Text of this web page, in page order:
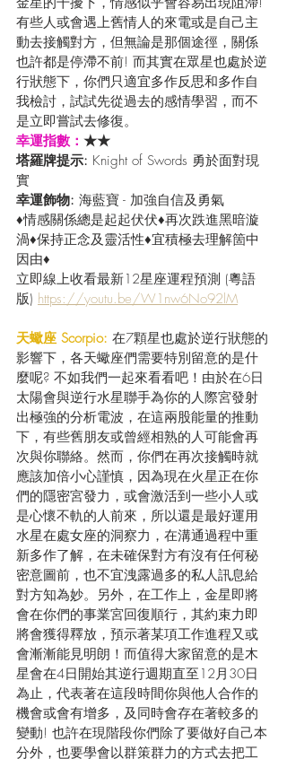
有些人或會遇上舊情人的來電或是自己主
動去接觸對方，但無論是那個途徑，關係
也許都是停滯不前! 而其實在眾星也處於逆
行狀態下，你們只適宜多作反思和多作自
我檢討，試試先從過去的感情學習，而不
是立即嘗試去修復。
幸運指數： ★★
塔羅牌提示: Knight of Swords 勇於面對現
實
幸運飾物: 海藍寶 - 加強自信及勇氣
♦情感關係總是起起伏伏♦再次跌進黑暗漩
渦♦保持正念及靈活性♦宜積極去理解箇中
因由♦
立即線上收看最新12星座運程預測 (粵語
版) https://youtu.be/W1nw6No92lM
天蠍座 Scorpio: 在7顆星也處於逆行狀態的
影響下，各天蠍座們需要特別留意的是什
麼呢? 不如我們一起來看看吧！由於在6日
太陽會與逆行水星聯手為你的人際宮發射
出極強的分析電波，在這兩股能量的推動
下，有些舊朋友或曾經相熟的人可能會再
次與你聯絡。然而，你們在再次接觸時就
應該加倍小心謹慎，因為現在火星正在你
們的隱密宮發力，或會激活到一些小人或
是心懷不軌的人前來，所以還是最好運用
水星在處女座的洞察力，在溝通過程中重
新多作了解，在未確保對方有沒有任何秘
密意圖前，也不宜洩露過多的私人訊息給
對方知為妙。另外，在工作上，金星即將
會在你們的事業宮回復順行，其約束力即
將會獲得釋放，預示著某項工作進程又或
會漸漸能見明朗！而值得大家留意的是木
星會在4日開始其逆行週期直至12月30日
為止，代表著在這段時間你與他人合作的
機會或會有增多，及同時會存在著較多的
變動! 也許在現階段你們除了要做好自己本
分外，也要學會以群策群力的方式去把工